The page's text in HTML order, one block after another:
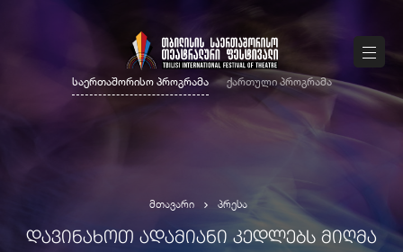
საერთაშორისო პროგრამა ქართული პროგრამა
მთავარი პრესა
ᲓᲐᲕᲘᲜᲐᲮᲝᲗ ᲐᲓᲐᲛᲘᲐᲜᲘ ᲙᲔᲓᲚᲔᲑᲡ ᲛᲘᲦᲛᲐ